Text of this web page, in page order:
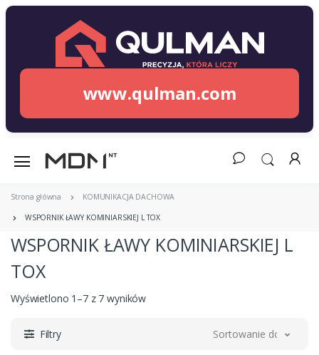
www.qulman.com
Strona główna KOMUNIKACJA DACHOWA
WSPORNIK ŁAWY KOMINIARSKIEJ L TOX
WSPORNIK ŁAWY KOMINIARSKIEJ L
TOX
Wyświetlono 1–7 z 7 wyników
Filtry Sortowanie domyślne